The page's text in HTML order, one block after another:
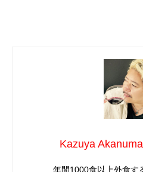
Kazuya
年間1000食以上外食す